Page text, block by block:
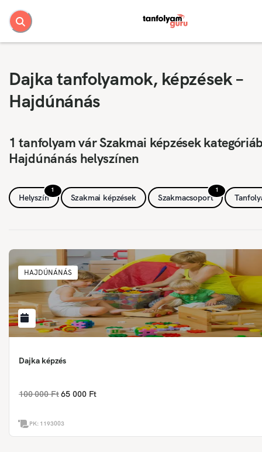
Dajka tanfolyamok, képzések –
Hajdúnánás
1 tanfolyam vár Szakmai képzések
Hajdúnánás helyszínen
1
Helyszín Szakmai képzések
1
Szakmacsoport
HAJDÚNÁNÁS
Dajka képzés
100 000 Ft 65 000 Ft
PK: 1193003